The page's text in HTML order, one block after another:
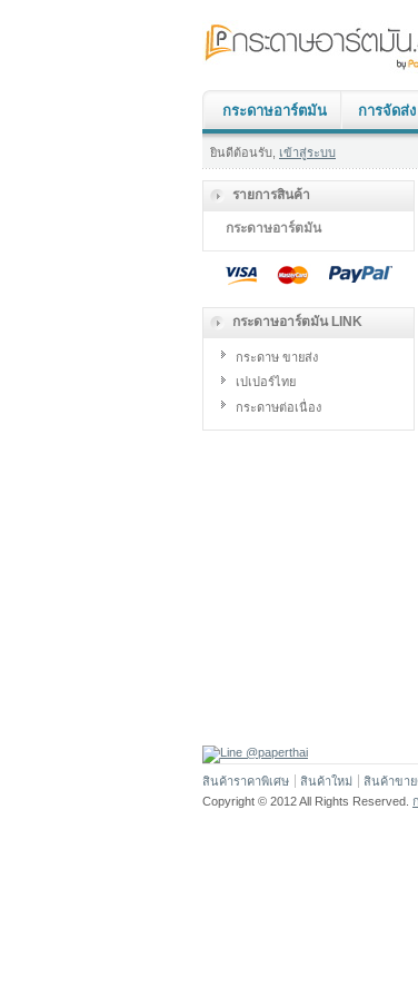
กระดาษอาร์ตมัน การจัดส่ง
ยินดีต้อนรับ, เข้าสู่ระบบ
รายการสินค้า
กระดาษอาร์ตมัน
กระดาษอาร์ตมัน LINK
กระดาษ ขายส่ง
เปเปอร์ไทย
กระดาษต่อเนื่อง
สินค้าราคาพิเศษ สินค้าใหม่ สินค้าขา
Copyright © 2012 All Rights Reserved.